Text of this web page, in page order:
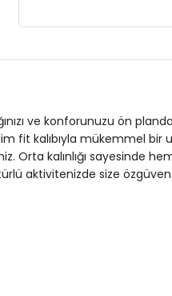
Giyim Tarzı:Günlük/
Mevsim:Yazlık
Kapama Şekli:Bağlamalı
Kol Tipi: Uzun Kol
Cep Tipi:Cepli
ve konforunuzu ön
fit kalıbıyla mükemmel
kalınlığı sayesinde
aktivitenizde size